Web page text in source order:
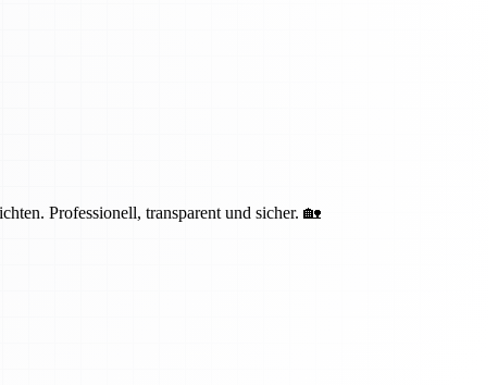
Professionell, transparent und sicher. 🏡